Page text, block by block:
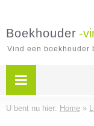
Boekhouder -
Vind een boekhouder
U bent nu hier: Home »